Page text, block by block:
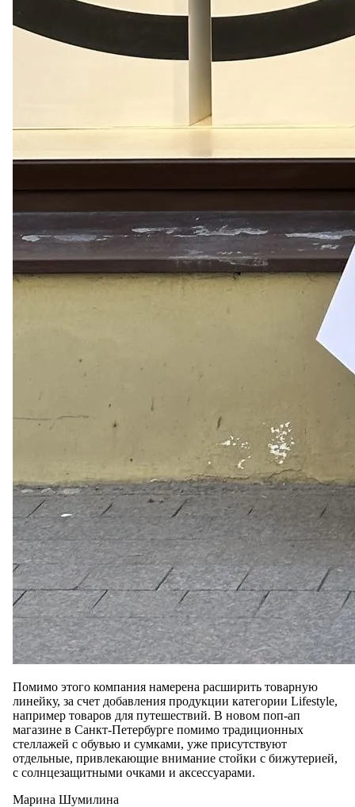
Помимо этого компания намерена расширить товарную
линейку, за счет добавления продукции категории Lifestyle,
например товаров для путешествий. В новом поп-ап
магазине в Санкт-Петербурге помимо традиционных
стеллажей с обувью и сумками, уже присутствуют
отдельные, привлекающие внимание стойки с бижутерией,
с солнцезащитными очками и аксессуарами.
Марина Шумилина